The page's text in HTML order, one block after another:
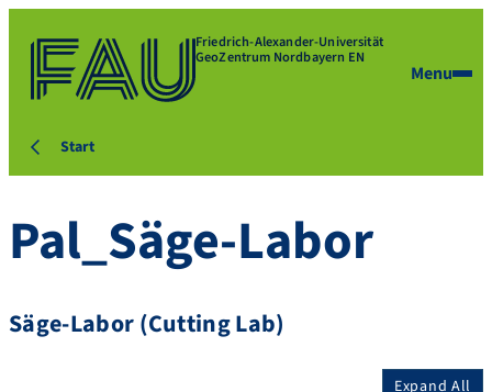
Friedrich-Alexander-Universität
GeoZentrum Nordbayern EN
Menu
Start
Pal_Säge-Labor
Säge-Labor (Cutting Lab)
Expand All